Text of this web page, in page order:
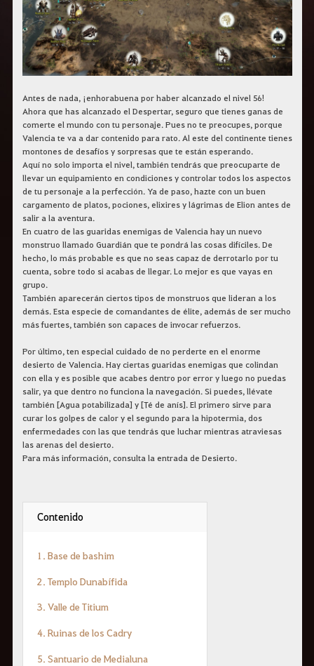
Antes de nada, ¡enhorabuena por haber alcanzado el nivel 56!
Ahora que has alcanzado el Despertar, seguro que tienes ganas de
comerte el mundo con tu personaje. Pues no te preocupes, porque
Valencia te va a dar contenido para rato. Al este del continente tienes
montones de desafíos y sorpresas que te están esperando.
Aquí no solo importa el nivel, también tendrás que preocuparte de
llevar un equipamiento en condiciones y controlar todos los aspectos
de tu personaje a la perfección. Ya de paso, hazte con un buen
cargamento de platos, pociones, elixires y lágrimas de Elion antes de
salir a la aventura.
En cuatro de las guaridas enemigas de Valencia hay un nuevo
monstruo llamado Guardián que te pondrá las cosas difíciles. De
hecho, lo más probable es que no seas capaz de derrotarlo por tu
cuenta, sobre todo si acabas de llegar. Lo mejor es que vayas en
grupo.
También aparecerán ciertos tipos de monstruos que lideran a los
demás. Esta especie de comandantes de élite, además de ser mucho
más fuertes, también son capaces de invocar refuerzos.
Por último, ten especial cuidado de no perderte en el enorme
desierto de Valencia. Hay ciertas guaridas enemigas que colindan
con ella y es posible que acabes dentro por error y luego no puedas
salir, ya que dentro no funciona la navegación. Si puedes, llévate
también [Agua potabilizada] y [Té de anís]. El primero sirve para
curar los golpes de calor y el segundo para la hipotermia, dos
enfermedades con las que tendrás que luchar mientras atraviesas
las arenas del desierto.
Para más información, consulta la entrada de Desierto.
Contenido
1. Base de bashim
2. Templo Dunabífida
3. Valle de Titium
4. Ruinas de los Cadry
5. Santuario de Medialuna